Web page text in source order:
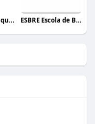
Nogueira Brinquedos ESBRE Escola de Bares e Restaurantes